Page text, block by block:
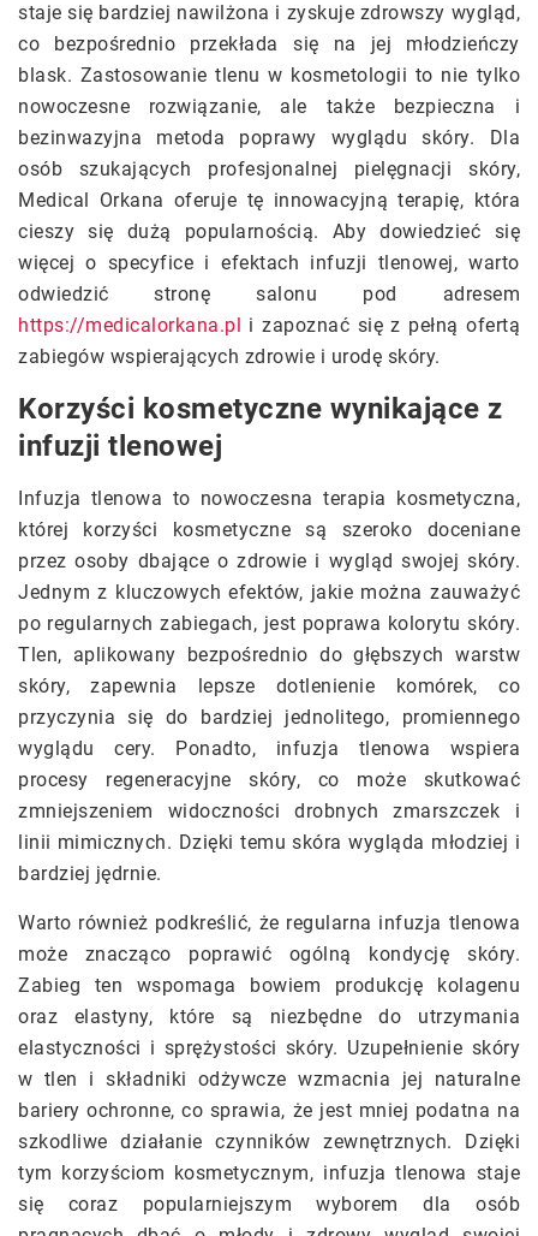
staje się bardziej nawilżona i zyskuje zdrowszy wygląd,
co bezpośrednio przekłada się na jej młodzieńczy
blask. Zastosowanie tlenu w kosmetologii to nie tylko
nowoczesne rozwiązanie, ale także bezpieczna i
bezinwazyjna metoda poprawy wyglądu skóry. Dla
osób szukających profesjonalnej pielęgnacji skóry,
Medical Orkana oferuje tę innowacyjną terapię, która
cieszy się dużą popularnością. Aby dowiedzieć się
więcej o specyfice i efektach infuzji tlenowej, warto
odwiedzić stronę salonu pod adresem
https://medicalorkana.pl
i zapoznać się z pełną ofertą
zabiegów wspierających zdrowie i urodę skóry.
Korzyści kosmetyczne wynikające z
infuzji tlenowej
Infuzja tlenowa to nowoczesna terapia kosmetyczna,
której korzyści kosmetyczne są szeroko doceniane
przez osoby dbające o zdrowie i wygląd swojej skóry.
Jednym z kluczowych efektów, jakie można zauważyć
po regularnych zabiegach, jest poprawa kolorytu skóry.
Tlen, aplikowany bezpośrednio do głębszych warstw
skóry, zapewnia lepsze dotlenienie komórek, co
przyczynia się do bardziej jednolitego, promiennego
wyglądu cery. Ponadto, infuzja tlenowa wspiera
procesy regeneracyjne skóry, co może skutkować
zmniejszeniem widoczności drobnych zmarszczek i
linii mimicznych. Dzięki temu skóra wygląda młodziej i
bardziej jędrnie.
Warto również podkreślić, że regularna infuzja tlenowa
może znacząco poprawić ogólną kondycję skóry.
Zabieg ten wspomaga bowiem produkcję kolagenu
oraz elastyny, które są niezbędne do utrzymania
elastyczności i sprężystości skóry. Uzupełnienie skóry
w tlen i składniki odżywcze wzmacnia jej naturalne
bariery ochronne, co sprawia, że jest mniej podatna na
szkodliwe działanie czynników zewnętrznych. Dzięki
tym korzyściom kosmetycznym, infuzja tlenowa staje
się coraz popularniejszym wyborem dla osób